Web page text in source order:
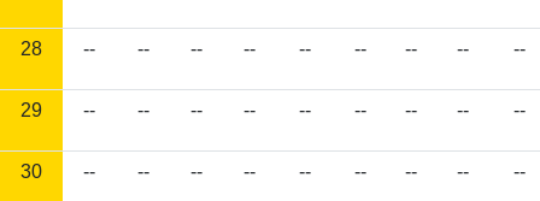
28 -- -- -- -- -- -- -- -- --
29 -- -- -- -- -- -- -- -- --
30 -- -- -- -- -- -- -- -- --